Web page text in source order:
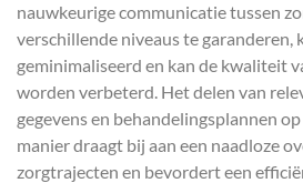
nauwkeurige communicatie tussen
verschillende niveaus te
geminimaliseerd en kan de kwaliteit
worden verbeterd. Het delen van
gegevens en behandelingsplannen
manier draagt bij aan een naadloze
zorgtrajecten en bevordert een